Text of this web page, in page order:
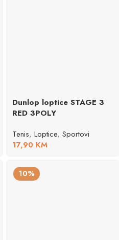
Dunlop loptice STAGE 3
RED 3POLY
Tenis, Loptice, Sportovi
17,90 KM
10%